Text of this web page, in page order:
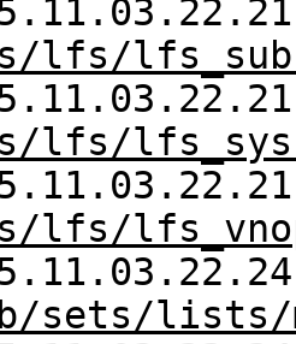
lfs/
lfs/
lfs/
sets/lists/